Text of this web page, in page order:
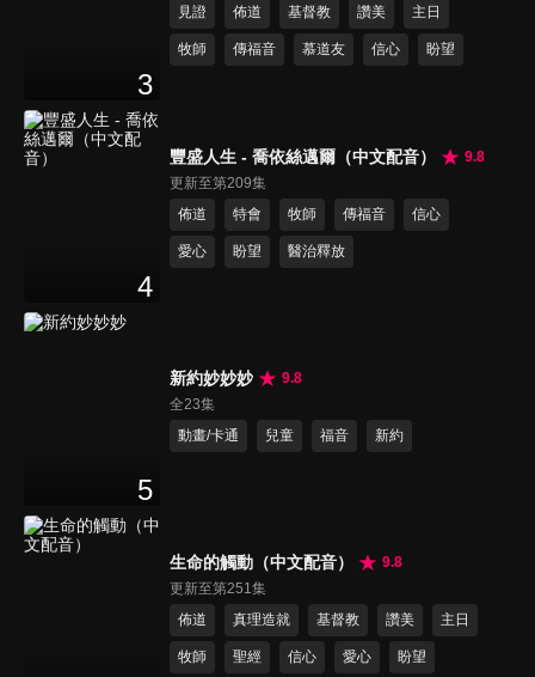
3
見證
佈道 基督教 讚美 主日
牧師 傳福音 慕道友 信心 盼望
4
豐盛人生 - 喬依絲邁爾（中文配音）
9.8
更新至第209集
佈道
特會 牧師 傳福音 信心
愛心 盼望 醫治釋放
5
新約妙妙妙
9.8
全23集
動畫/卡通
兒童 福音 新約
生命的觸動（中文配音）
9.8
更新至第251集
佈道
真理造就 基督教 讚美 主日
牧師 聖經 信心 愛心 盼望